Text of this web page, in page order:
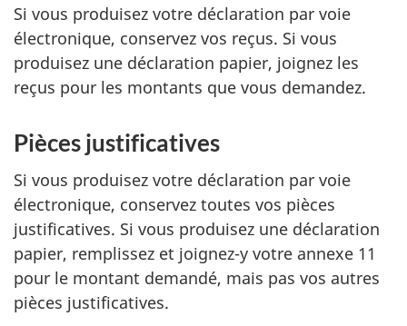
Si vous produisez votre déclaration par voie
électronique, conservez vos reçus. Si vous
produisez une déclaration papier, joignez les
reçus pour les montants que vous demandez.
Pièces justificatives
Si vous produisez votre déclaration par voie
électronique, conservez toutes vos pièces
justificatives. Si vous produisez une déclaration
papier, remplissez et joignez-y votre annexe 11
pour le montant demandé, mais pas vos autres
pièces justificatives.